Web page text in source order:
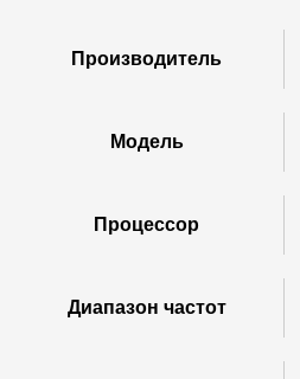
Производитель
Модель
Процессор
Диапазон частот